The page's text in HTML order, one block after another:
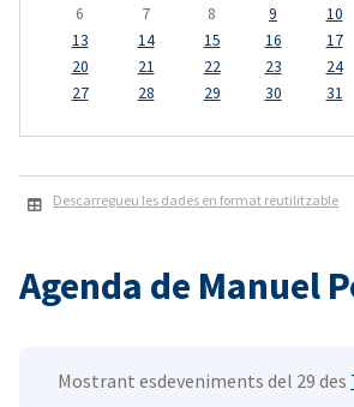
6
7 8 9 10
13
14 15 16 17
20
21 22 23 24
27
28 29 30 31
Descarregueu les dades en format reutilitzable
Agenda de Manuel
Mostrant esdeveniments del 29 des